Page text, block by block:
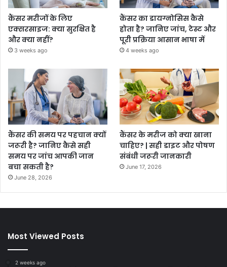
कैंसर मरीजों के लिए
एक्सरसाइज: क्या सुरक्षित है
और क्या नहीं?
3 weeks ago
कैंसर का डायग्नोसिस कैसे
होता है? जानिए जांच, टेस्ट और
पूरी प्रक्रिया आसान भाषा में
4 weeks ago
कैंसर की समय पर पहचान क्यों
जरूरी है? जानिए कैसे सही
समय पर जांच आपकी जान
बचा सकती है?
June 28, 2026
कैंसर के मरीज को क्या खाना
चाहिए? | सही डाइट और पोषण
संबंधी जरूरी जानकारी
June 17, 2026
Most Viewed Posts
2 weeks ago